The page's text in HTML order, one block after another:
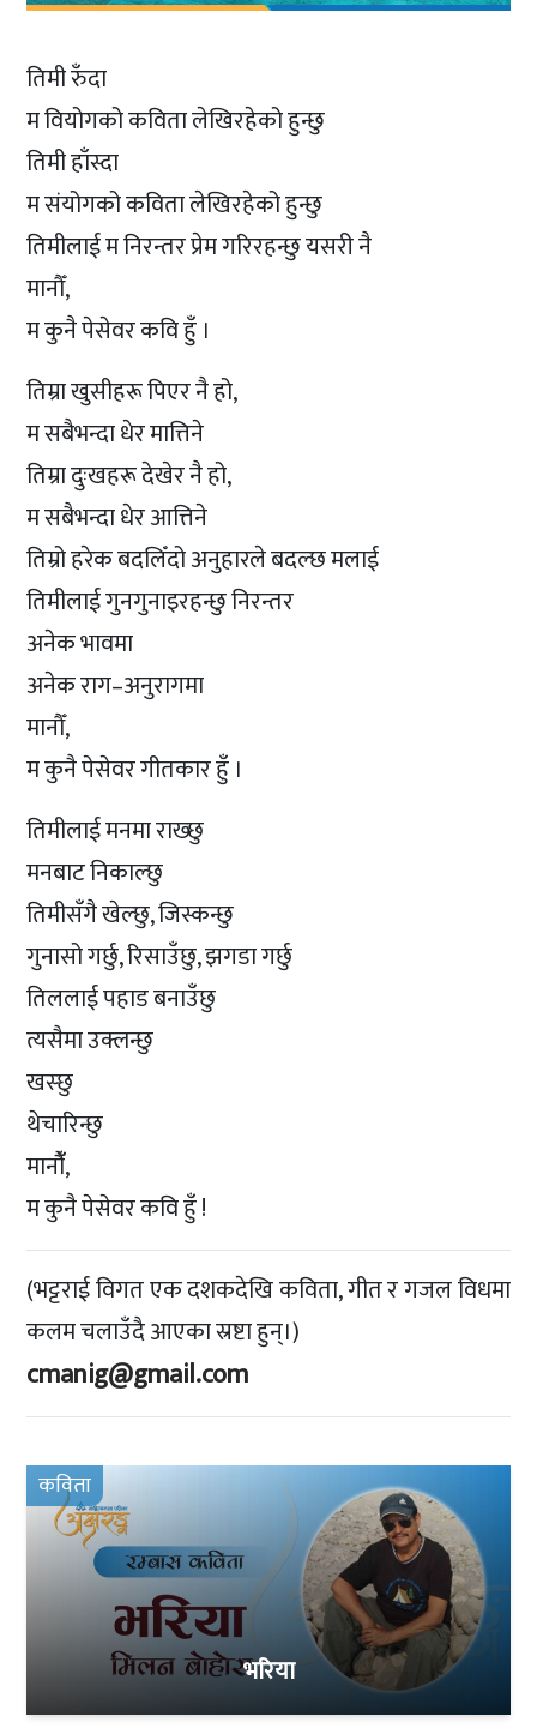
तिमी रुँदा
म वियोगको कविता लेखिरहेको हुन्छु
तिमी हाँस्दा
म संयोगको कविता लेखिरहेको हुन्छु
तिमीलाई म निरन्तर प्रेम गरिरहन्छु यसरी नै
मानौँ,
म कुनै पेसेवर कवि हुँ ।
तिम्रा खुसीहरू पिएर नै हो,
म सबैभन्दा धेर मात्तिने
तिम्रा दुःखहरू देखेर नै हो,
म सबैभन्दा धेर आत्तिने
तिम्रो हरेक बदलिँदो अनुहारले बदल्छ मलाई
तिमीलाई गुनगुनाइरहन्छु निरन्तर
अनेक भावमा
अनेक राग–अनुरागमा
मानौँ,
म कुनै पेसेवर गीतकार हुँ ।
तिमीलाई मनमा राख्छु
मनबाट निकाल्छु
तिमीसँगै खेल्छु, जिस्कन्छु
गुनासो गर्छु, रिसाउँछु, झगडा गर्छु
तिललाई पहाड बनाउँछु
त्यसैमा उक्लन्छु
खस्छु
थेचारिन्छु
मानौंँ,
म कुनै पेसेवर कवि हुँ !
(भट्टराई विगत एक दशकदेखि कविता, गीत र गजल विधमा
कलम चलाउँदै आएका स्रष्टा हुन्।)
cmanig@gmail.com
कविता
भरिया